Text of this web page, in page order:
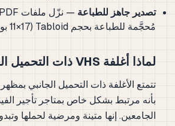
تصدير جاهز للطباعة
مُحجَّمة للطباعة بحجم Tabloid (11×17 بوصة) أو A3
لماذا أغلفة VHS ذات التحميل الجانبي؟
تتمتع الأغلفة ذات التحميل الجانبي
بأنه مرتبط بشكل خاص بمتاجر تأجير
الجامعين. إنها متينة ومرضية لحملها